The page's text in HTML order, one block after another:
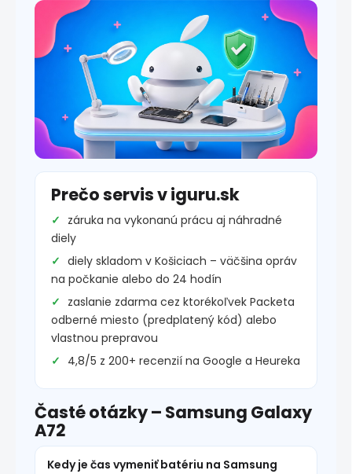
Prečo servis v iguru.sk
záruka na vykonanú prácu aj náhradné
diely
diely skladom v Košiciach – väčšina opráv
na počkanie alebo do 24 hodín
zaslanie zdarma cez ktorékoľvek Packeta
odberné miesto (predplatený kód) alebo
vlastnou prepravou
4,8/5 z 200+ recenzií na Google a Heureka
Časté otázky – Samsung Galaxy
A72
Kedy je čas vymeniť batériu na Samsung